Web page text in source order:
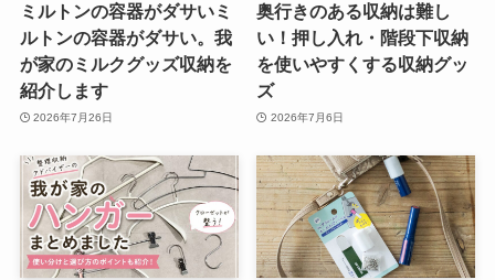
ミルトンの容器がダサいミ
ルトンの容器がダサい。我
が家のミルクグッズ収納を
紹介します
2026年7月26日
奥行きのある収納は難し
い！押し入れ・階段下収納
を使いやすくする収納グッ
ズ
2026年7月6日